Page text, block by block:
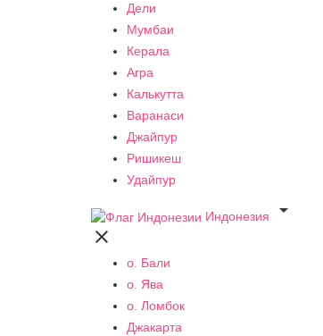
Дели
Мумбаи
Керала
Агра
Калькутта
Варанаси
Джайпур
Ришикеш
Удайпур
Индонезия


о. Бали
о. Ява
о. Ломбок
Джакарта